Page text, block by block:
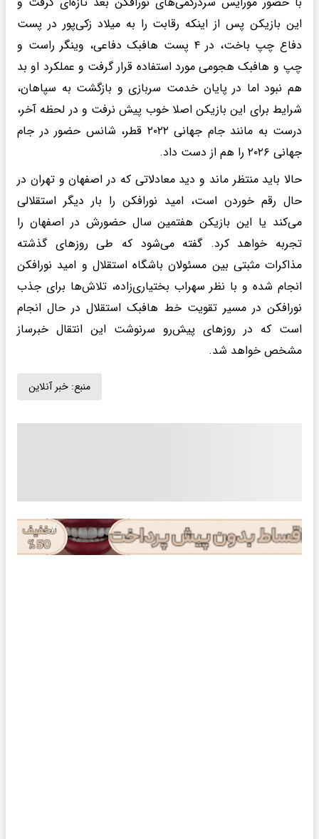
این بازیکن پس از اینکه رقابت را به میلاد زکی‌پور در پست
دفاع چپ باخت، در ۴ پست هافبک دفاعی، وینگر راست و
چپ و هافبک هجومی مورد استفاده قرار گرفت و عملکرد او بد
هم نبود اما در پایان خدمت سربازی و بازگشت به سپاهان،
شرایط برای این بازیکن اصلا خوب پیش نرفت و در لحظه آخر،
درست به مانند جام جهانی ۲۰۲۲ قطر، شانس حضور در جام
جهانی ۲۰۲۶ را هم از دست داد.
حالا باید منتظر ماند و دید معادلاتی که در اصفهان و تهران در
حال رقم خوردن است، امید نورافکن را بار دیگر استقلالی
می‌کند یا این بازیکن هفتمین سال حضورش در اصفهان را
تجربه خواهد کرد. گفته می‌شود که طی روزهای گذشته
مذاکرات مثبتی بین مسئولان باشگاه استقلال و امید نورافکن
انجام شده و با نظر سهراب بختیاری‌زاده، تلاش‌ها برای جذب
نورافکن در مسیر تقویت خط هافبک استقلال در حال انجام
است که در روزهای پیش‌رو سرنوشت این انتقال خبرساز
مشخص خواهد شد.
منبع: خبر آنلاین